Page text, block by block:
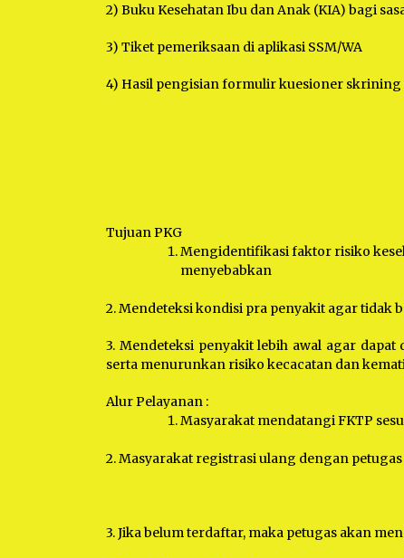
2) Buku Kesehatan Ibu dan Anak (KIA) bagi
3) Tiket pemeriksaan di aplikasi SSM/WA
4) Hasil pengisian formulir kuesioner
Tujuan PKG
Mengidentifikasi faktor risiko
menyebabkan
2. Mendeteksi kondisi pra penyakit agar tidak
3. Mendeteksi penyakit lebih awal agar
serta menurunkan risiko kecacatan dan
Alur Pelayanan :
Masyarakat mendatangi FKTP
2. Masyarakat registrasi ulang dengan petugas
3. Jika belum terdaftar, maka petugas akan